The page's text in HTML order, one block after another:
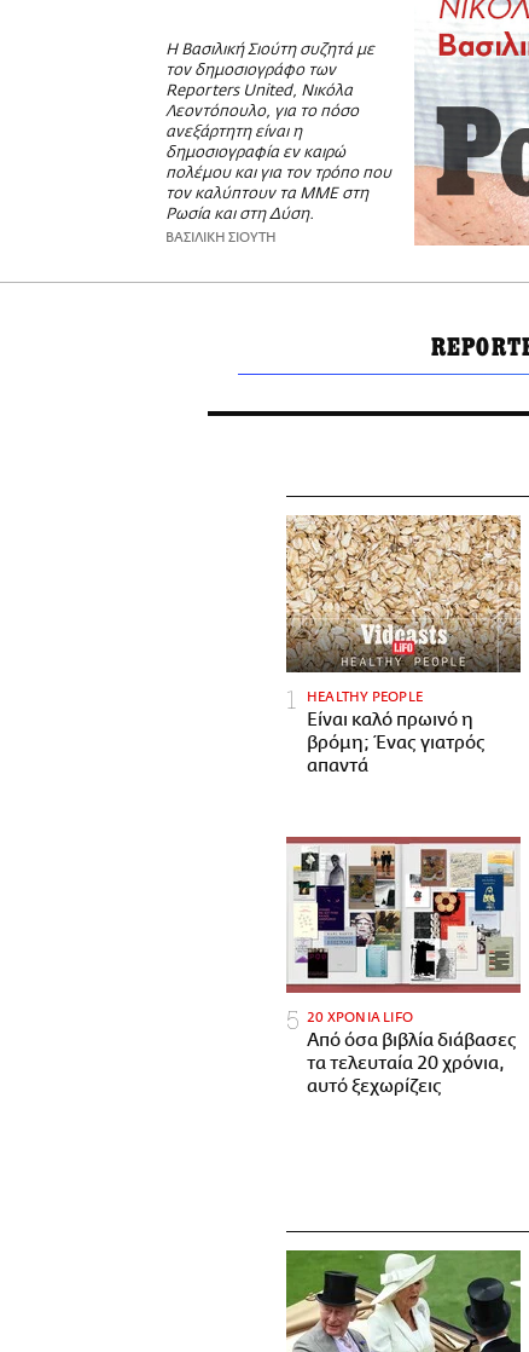
Η Βασιλική Σιούτη συζητά με
τον δημοσιογράφο των
Reporters United, Νικόλα
Λεοντόπουλο, για το πόσο
ανεξάρτητη είναι η
δημοσιογραφία εν καιρώ
πολέμου και για τον τρόπο που
τον καλύπτουν τα ΜΜΕ στη
Ρωσία και στη Δύση.
ΒΑΣΙΛΙΚΗ ΣΙΟΥΤΗ
HEALTHY PEOPLE
Είναι καλό πρωινό η
βρόμη; Ένας γιατρός
απαντά
20 ΧΡΟΝΙΑ LIFO
Από όσα βιβλία διάβασες
τα τελευταία 20 χρόνια,
αυτό ξεχωρίζεις